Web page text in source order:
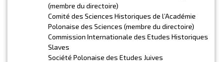
(membre du directoire)
Comité des Sciences Historiques de l’Académie
Polonaise des Sciences (membre du directoire)
Commission Internationale des Etudes Historiques
Slaves
Société Polonaise des Etudes Juives